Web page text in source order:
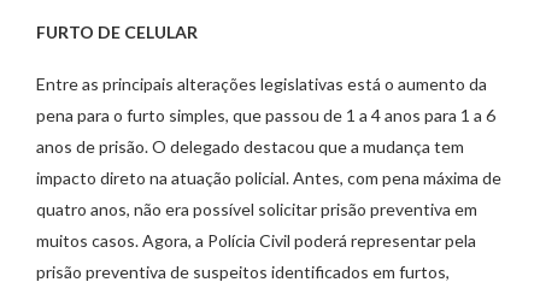
FURTO DE CELULAR
Entre as principais alterações legislativas está o aumento da
pena para o furto simples, que passou de 1 a 4 anos para 1 a 6
anos de prisão. O delegado destacou que a mudança tem
impacto direto na atuação policial. Antes, com pena máxima de
quatro anos, não era possível solicitar prisão preventiva em
muitos casos. Agora, a Polícia Civil poderá representar pela
prisão preventiva de suspeitos identificados em furtos,